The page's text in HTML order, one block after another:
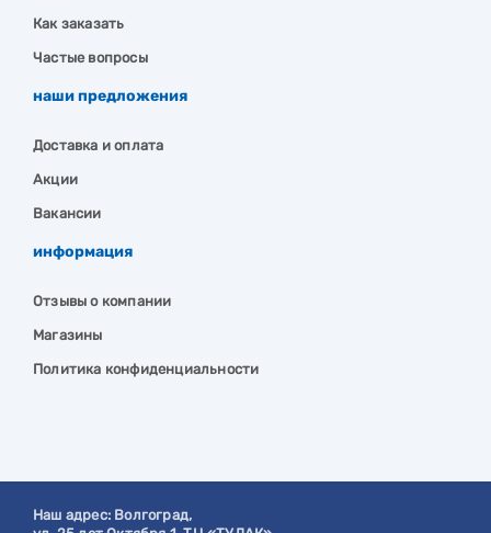
Как заказать
Частые вопросы
наши предложения
Доставка и оплата
Акции
Вакансии
информация
Отзывы о компании
Магазины
Политика конфиденциальности
Наш адрес: Волгоград,